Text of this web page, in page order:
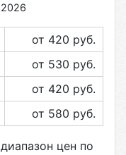
от 420 руб.
от 530 руб.
от 420 руб.
от 580 руб.
цен по